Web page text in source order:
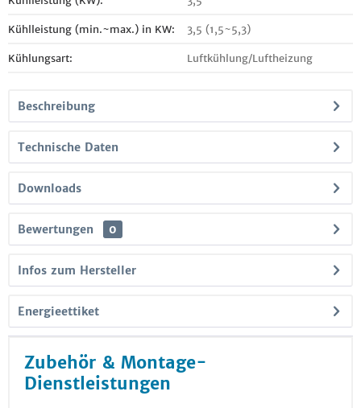
Kühlleistung (min.~max.) in KW: 3,5 (1,5~5,3)
Kühlungsart: Luftkühlung/Luftheizung
Beschreibung
Technische Daten
Downloads
Bewertungen 0
Infos zum Hersteller
Energieettiket
Zubehör & Montage-
Dienstleistungen